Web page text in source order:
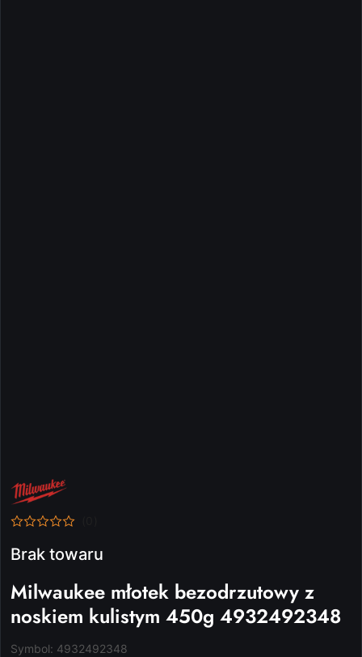
NAZWA
PRODUCENTA:
MILWAUKEE
Brak towaru
Milwaukee młotek bezodrzutowy z
noskiem kulistym 450g 4932492348
Symbol: 4932492348